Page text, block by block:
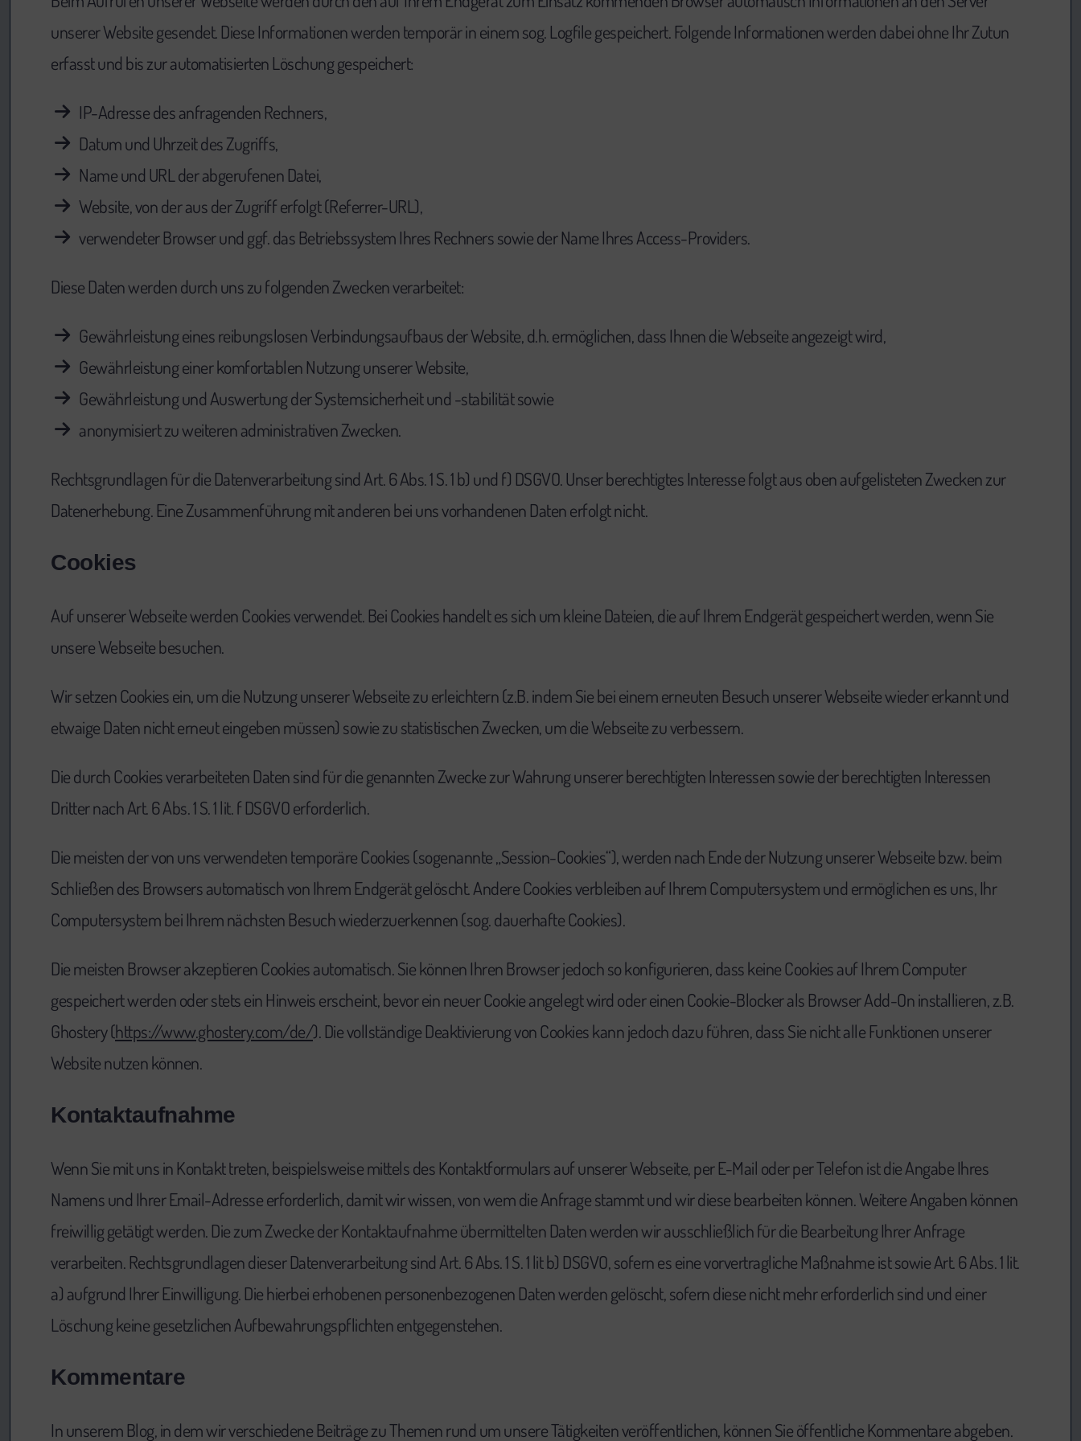
unserer Website gesendet. Diese Informationen werden temporär in einem sog. Logfile gespeichert. Folgende Informationen werden dabei ohne Ihr Zutun
erfasst und bis zur automatisierten Löschung gespeichert:
IP-Adresse des anfragenden Rechners,
Datum und Uhrzeit des Zugriffs,
Name und URL der abgerufenen Datei,
Website, von der aus der Zugriff erfolgt (Referrer-URL),
verwendeter Browser und ggf. das Betriebssystem Ihres Rechners sowie der Name Ihres Access-Providers.
Diese Daten werden durch uns zu folgenden Zwecken verarbeitet:
Gewährleistung eines reibungslosen Verbindungsaufbaus der Website, d.h. ermöglichen, dass Ihnen die Webseite angezeigt wird,
Gewährleistung einer komfortablen Nutzung unserer Website,
Gewährleistung und Auswertung der Systemsicherheit und -stabilität sowie
anonymisiert zu weiteren administrativen Zwecken.
Rechtsgrundlagen für die Datenverarbeitung sind Art. 6 Abs. 1 S. 1 b) und f) DSGVO. Unser berechtigtes Interesse folgt aus oben aufgelisteten Zwecken zur
Datenerhebung. Eine Zusammenführung mit anderen bei uns vorhandenen Daten erfolgt nicht.
Cookies
Auf unserer Webseite werden Cookies verwendet. Bei Cookies handelt es sich um kleine Dateien, die auf Ihrem Endgerät gespeichert werden, wenn Sie
unsere Webseite besuchen.
Wir setzen Cookies ein, um die Nutzung unserer Webseite zu erleichtern (z.B. indem Sie bei einem erneuten Besuch unserer Webseite wieder erkannt und
etwaige Daten nicht erneut eingeben müssen) sowie zu statistischen Zwecken, um die Webseite zu verbessern.
Die durch Cookies verarbeiteten Daten sind für die genannten Zwecke zur Wahrung unserer berechtigten Interessen sowie der berechtigten Interessen
Dritter nach Art. 6 Abs. 1 S. 1 lit. f DSGVO erforderlich.
Die meisten der von uns verwendeten temporäre Cookies (sogenannte „Session-Cookies“), werden nach Ende der Nutzung unserer Webseite bzw. beim
Schließen des Browsers automatisch von Ihrem Endgerät gelöscht. Andere Cookies verbleiben auf Ihrem Computersystem und ermöglichen es uns, Ihr
Computersystem bei Ihrem nächsten Besuch wiederzuerkennen (sog. dauerhafte Cookies).
Die meisten Browser akzeptieren Cookies automatisch. Sie können Ihren Browser jedoch so konfigurieren, dass keine Cookies auf Ihrem Computer
gespeichert werden oder stets ein Hinweis erscheint, bevor ein neuer Cookie angelegt wird oder einen Cookie-Blocker als Browser Add-On installieren, z.B.
Ghostery (https://www.ghostery.com/de/). Die vollständige Deaktivierung von Cookies kann jedoch dazu führen, dass Sie nicht alle Funktionen unserer
Website nutzen können.
Kontaktaufnahme
Wenn Sie mit uns in Kontakt treten, beispielsweise mittels des Kontaktformulars auf unserer Webseite, per E-Mail oder per Telefon ist die Angabe Ihres
Namens und Ihrer Email-Adresse erforderlich, damit wir wissen, von wem die Anfrage stammt und wir diese bearbeiten können. Weitere Angaben können
freiwillig getätigt werden. Die zum Zwecke der Kontaktaufnahme übermittelten Daten werden wir ausschließlich für die Bearbeitung Ihrer Anfrage
verarbeiten. Rechtsgrundlagen dieser Datenverarbeitung sind Art. 6 Abs. 1 S. 1 lit b) DSGVO, sofern es eine vorvertragliche Maßnahme ist sowie Art. 6 Abs. 1 lit.
a) aufgrund Ihrer Einwilligung. Die hierbei erhobenen personenbezogenen Daten werden gelöscht, sofern diese nicht mehr erforderlich sind und einer
Löschung keine gesetzlichen Aufbewahrungspflichten entgegenstehen.
Kommentare
In unserem Blog, in dem wir verschiedene Beiträge zu Themen rund um unsere Tätigkeiten veröffentlichen, können Sie öffentliche Kommentare abgeben.